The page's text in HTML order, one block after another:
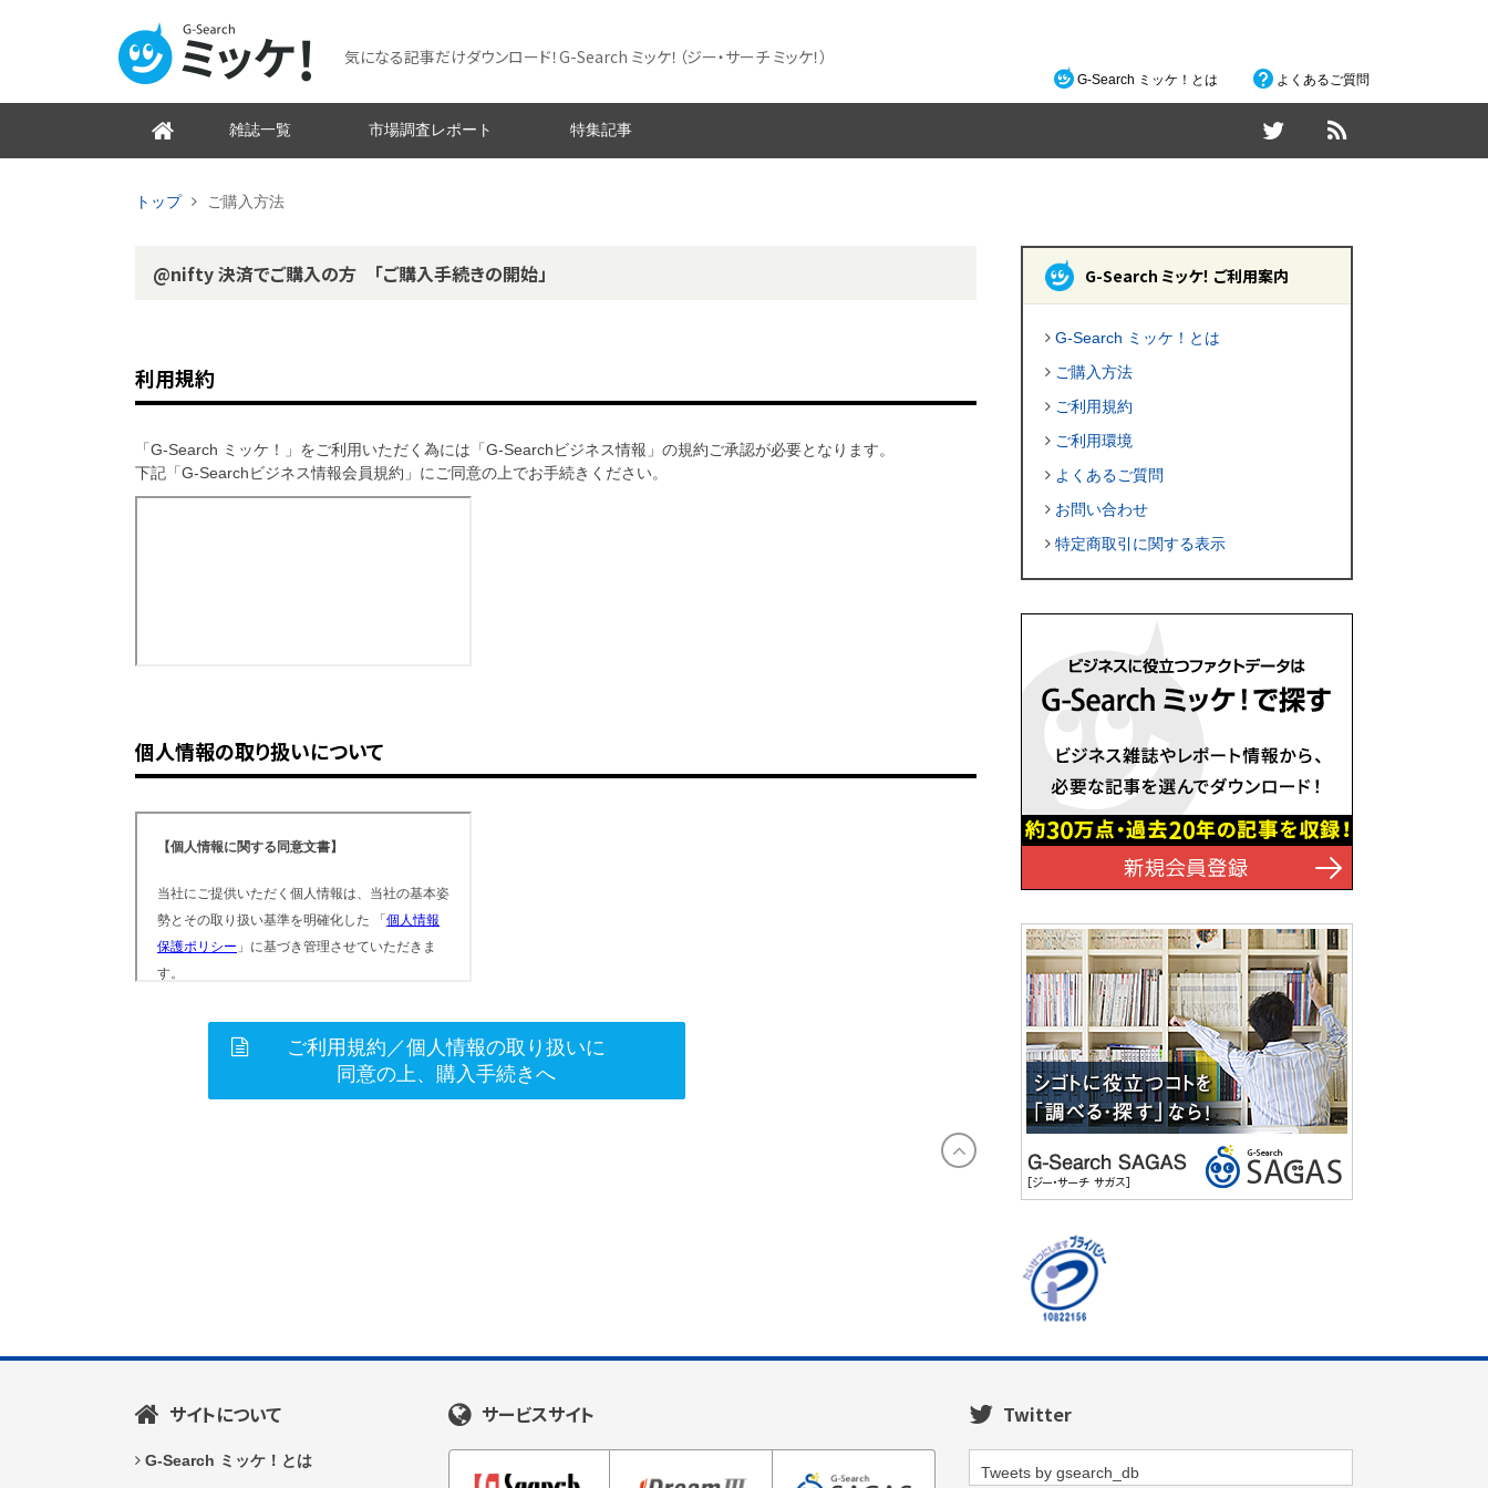
気になる記事だけダウンロード！G-Search ミッケ！ （ジー・サーチ ミッケ！）
G-Search ミッケ！とは よくあるご質問
雑誌一覧 市場調査レポート 特集記事
トップ ご購入方法
@nifty 決済でご購入の方 「ご購入手続きの開始」
利用規約
「G-Search ミッケ！」をご利用いただく為には「G-Searchビジネス情報」の規約ご承認が必要となります。
下記「G-Searchビジネス情報会員規約」にご同意の上でお手続きください。
個人情報の取り扱いについて
ご利用規約／個人情報の取り扱いに
同意の上、購入手続きへ
G-Search ミッケ！ ご利用案内
G-Search ミッケ！とは
ご購入方法
ご利用規約
ご利用環境
よくあるご質問
お問い合わせ
特定商取引に関する表示
サイトについて
G-Search ミッケ！とは
サービスサイト Twitter
Tweets by gsearch_db